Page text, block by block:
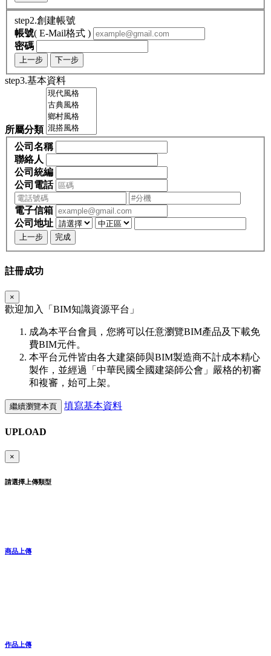
step2.創建帳號
帳號( E-Mail格式 )
密碼
上一步 下一步
step3.基本資料
所屬分類
公司名稱
聯絡人
公司統編
公司電話
電子信箱
公司地址
上一步 完成
註冊成功
×
歡迎加入「 BIM知識資源平台」
成為本平台會員，您將可以任意瀏覽BIM產品及下載免
費BIM元件。
本平台元件皆由各大建築師與BIM製造商不計成本精心
製作，並經過「中華民國全國建築師公會」嚴格的初審
和複審，始可上架。
繼續瀏覽本頁 填寫基本資料
UPLOAD
×
請選擇上傳類型
商品上傳
作品上傳